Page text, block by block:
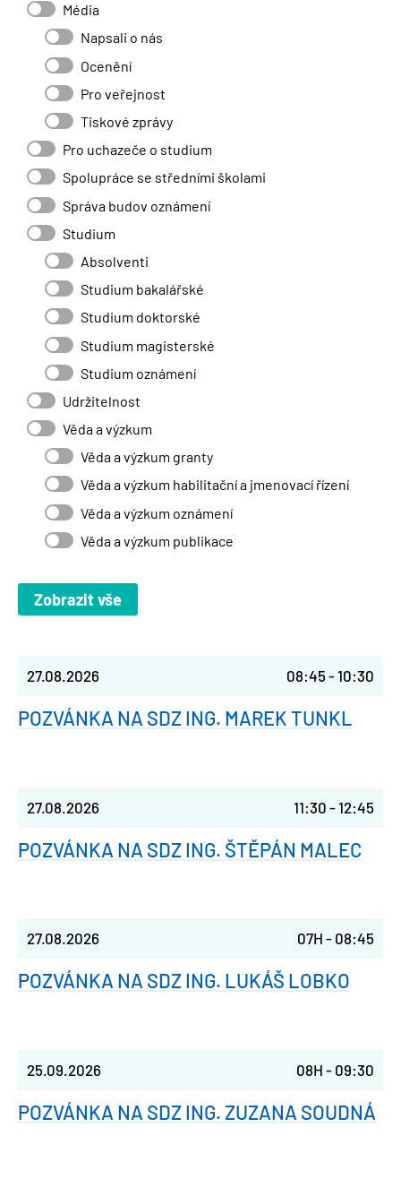
Média
Napsali o nás
Ocenění
Pro veřejnost
Tiskové zprávy
Pro uchazeče o studium
Spolupráce se středními školami
Správa budov oznámení
Studium
Absolventi
Studium bakalářské
Studium doktorské
Studium magisterské
Studium oznámení
Udržitelnost
Věda a výzkum
Věda a výzkum granty
Věda a výzkum habilitační a jmenovací řízení
Věda a výzkum oznámení
Věda a výzkum publikace
27.08.2026 08:45 -10:30
POZVÁNKA NA SDZ ING. MAREK TUNKL
27.08.2026 11:30 -12:45
POZVÁNKA NA SDZ ING. ŠTĚPÁN MALEC
27.08.2026 07H - 08:45
POZVÁNKA NA SDZ ING. LUKÁŠ LOBKO
25.09.2026 08H - 09:30
POZVÁNKA NA SDZ ING. ZUZANA SOUDNÁ